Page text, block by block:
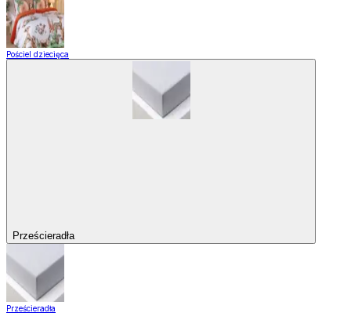
Pościel dziecięca
Prześcieradła
Prześcieradła